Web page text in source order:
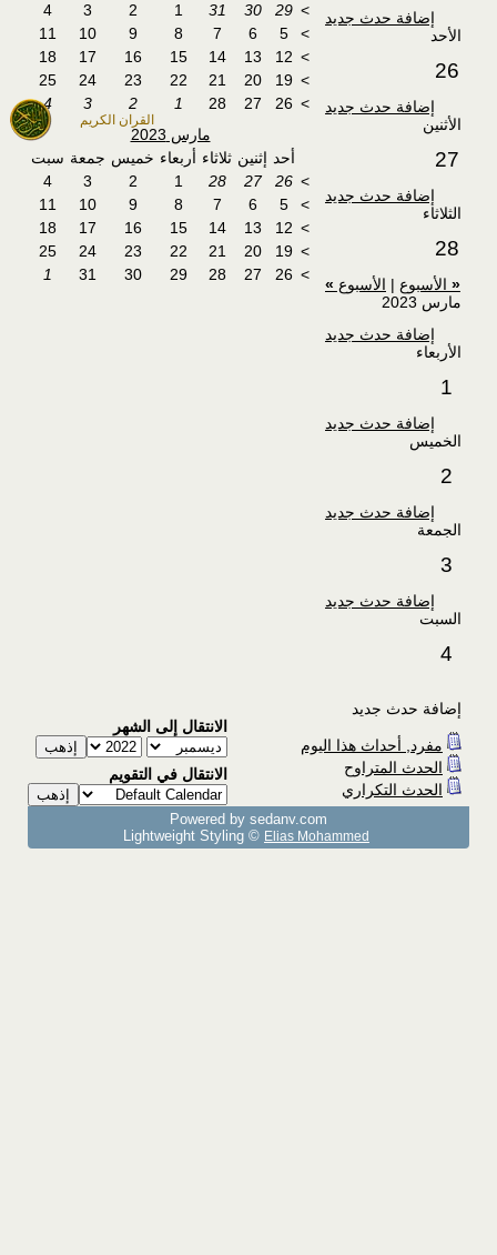
القران الكريم
إضافة حدث جديد
الأحد
26
إضافة حدث جديد
الأثنين
27
إضافة حدث جديد
الثلاثاء
28
« الأسبوع | الأسبوع »
مارس 2023
إضافة حدث جديد
الأربعاء
1
إضافة حدث جديد
الخميس
2
إضافة حدث جديد
الجمعة
3
إضافة حدث جديد
السبت
4
>
29
30
31
1
2
3
4
>
5
6
7
8
9
10
11
>
12
13
14
15
16
17
18
>
19
20
21
22
23
24
25
>
26
27
28
1
2
3
4
مارس 2023
أحد إثنين ثلاثاء أربعاء خميس جمعة سبت
>
26
27
28
1
2
3
4
>
5
6
7
8
9
10
11
>
12
13
14
15
16
17
18
>
19
20
21
22
23
24
25
>
26
27
28
29
30
31
1
إضافة حدث جديد
مفرد, أحداث هذا اليوم
الحدث المتراوح
الحدث التكراري
الانتقال إلى الشهر
الانتقال في التقويم
Powered by sedany.com
Lightweight Styling © Elias Mohammed